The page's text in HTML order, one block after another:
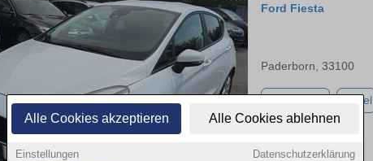
Alle Cookies akzeptieren Alle Cookies ablehnen
Einstellungen Datenschutzerklärung
Ford Fiesta
Paderborn, 33100
Diesel